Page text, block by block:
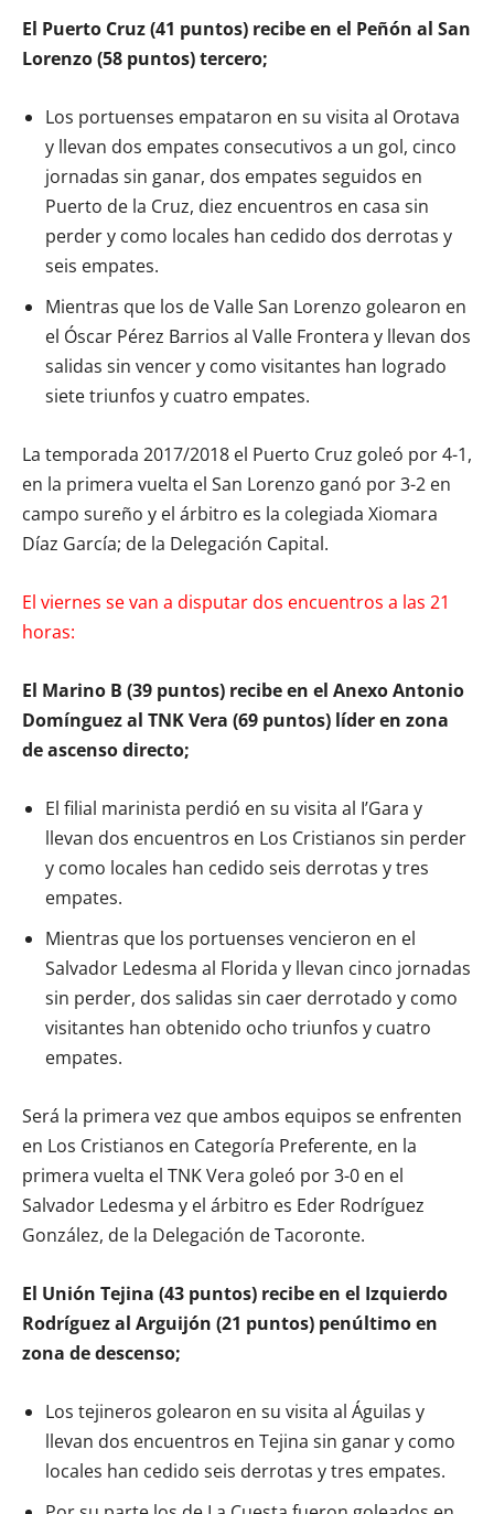
El Puerto Cruz (41 puntos) recibe en el Peñón al San
Lorenzo (58 puntos) tercero;
Los portuenses empataron en su visita al Orotava
y llevan dos empates consecutivos a un gol, cinco
jornadas sin ganar, dos empates seguidos en
Puerto de la Cruz, diez encuentros en casa sin
perder y como locales han cedido dos derrotas y
seis empates.
Mientras que los de Valle San Lorenzo golearon en
el Óscar Pérez Barrios al Valle Frontera y llevan dos
salidas sin vencer y como visitantes han logrado
siete triunfos y cuatro empates.
La temporada 2017/2018 el Puerto Cruz goleó por 4-1,
en la primera vuelta el San Lorenzo ganó por 3-2 en
campo sureño y el árbitro es la colegiada Xiomara
Díaz García; de la Delegación Capital.
El viernes se van a disputar dos encuentros a las 21
horas:
El Marino B (39 puntos) recibe en el Anexo Antonio
Domínguez al TNK Vera (69 puntos) líder en zona
de ascenso directo;
El filial marinista perdió en su visita al I’Gara y
llevan dos encuentros en Los Cristianos sin perder
y como locales han cedido seis derrotas y tres
empates.
Mientras que los portuenses vencieron en el
Salvador Ledesma al Florida y llevan cinco jornadas
sin perder, dos salidas sin caer derrotado y como
visitantes han obtenido ocho triunfos y cuatro
empates.
Será la primera vez que ambos equipos se enfrenten
en Los Cristianos en Categoría Preferente, en la
primera vuelta el TNK Vera goleó por 3-0 en el
Salvador Ledesma y el árbitro es Eder Rodríguez
González, de la Delegación de Tacoronte.
El Unión Tejina (43 puntos) recibe en el Izquierdo
Rodríguez al Arguijón (21 puntos) penúltimo en
zona de descenso;
Los tejineros golearon en su visita al Águilas y
llevan dos encuentros en Tejina sin ganar y como
locales han cedido seis derrotas y tres empates.